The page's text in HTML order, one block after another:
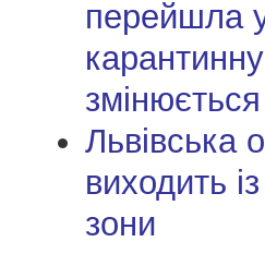
перейшла
змінюється
Львівська
виходить
зони